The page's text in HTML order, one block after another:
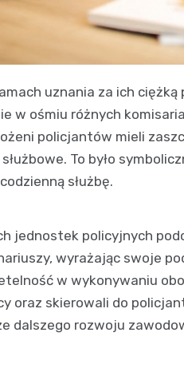
uznania za ich
w ośmiu różnych
policjantów mieli
To było
służbę.
jednostek policyjnych
wyrażając swoje
w wykonywaniu
oraz skierowali do
dalszego rozwoju